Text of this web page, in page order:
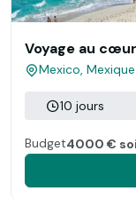
Voyage au
Mexico, Mexique
10 jours
Budget4000 €